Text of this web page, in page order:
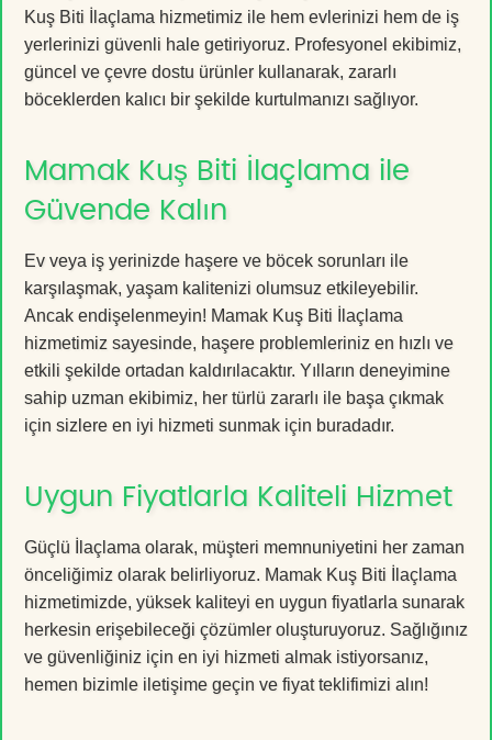
Kuş Biti İlaçlama hizmetimiz ile hem evlerinizi hem de iş
yerlerinizi güvenli hale getiriyoruz. Profesyonel ekibimiz,
güncel ve çevre dostu ürünler kullanarak, zararlı
böceklerden kalıcı bir şekilde kurtulmanızı sağlıyor.
Mamak Kuş Biti İlaçlama ile
Güvende Kalın
Ev veya iş yerinizde haşere ve böcek sorunları ile
karşılaşmak, yaşam kalitenizi olumsuz etkileyebilir.
Ancak endişelenmeyin! Mamak Kuş Biti İlaçlama
hizmetimiz sayesinde, haşere problemleriniz en hızlı ve
etkili şekilde ortadan kaldırılacaktır. Yılların deneyimine
sahip uzman ekibimiz, her türlü zararlı ile başa çıkmak
için sizlere en iyi hizmeti sunmak için buradadır.
Uygun Fiyatlarla Kaliteli Hizmet
Güçlü İlaçlama olarak, müşteri memnuniyetini her zaman
önceliğimiz olarak belirliyoruz. Mamak Kuş Biti İlaçlama
hizmetimizde, yüksek kaliteyi en uygun fiyatlarla sunarak
herkesin erişebileceği çözümler oluşturuyoruz. Sağlığınız
ve güvenliğiniz için en iyi hizmeti almak istiyorsanız,
hemen bizimle iletişime geçin ve fiyat teklifimizi alın!